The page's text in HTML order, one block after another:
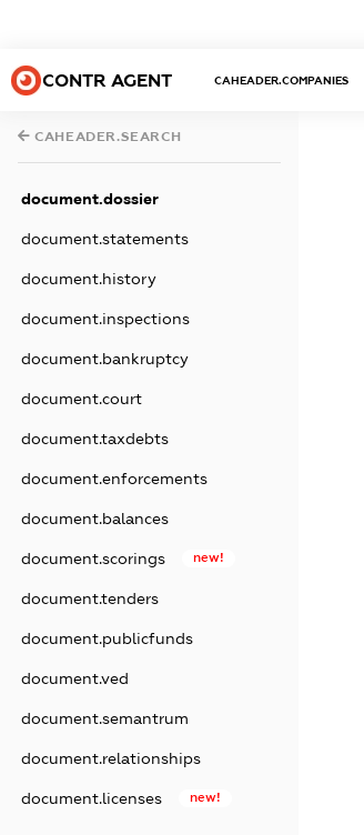
CONTR AGENT CAHEADER.COMPANIES
CAHEADER.SEARCH
document.dossier
document.statements
document.history
document.inspections
document.bankruptcy
document.court
document.taxdebts
document.enforcements
document.balances
document.scorings new!
document.tenders
document.publicfunds
document.ved
document.semantrum
document.relationships
document.licenses new!